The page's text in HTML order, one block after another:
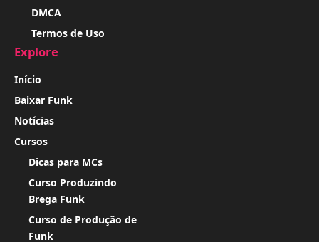
DMCA
Termos de Uso
Explore
Início
Baixar Funk
Notícias
Cursos
Dicas para MCs
Curso Produzindo
Brega Funk
Curso de Produção de
Funk